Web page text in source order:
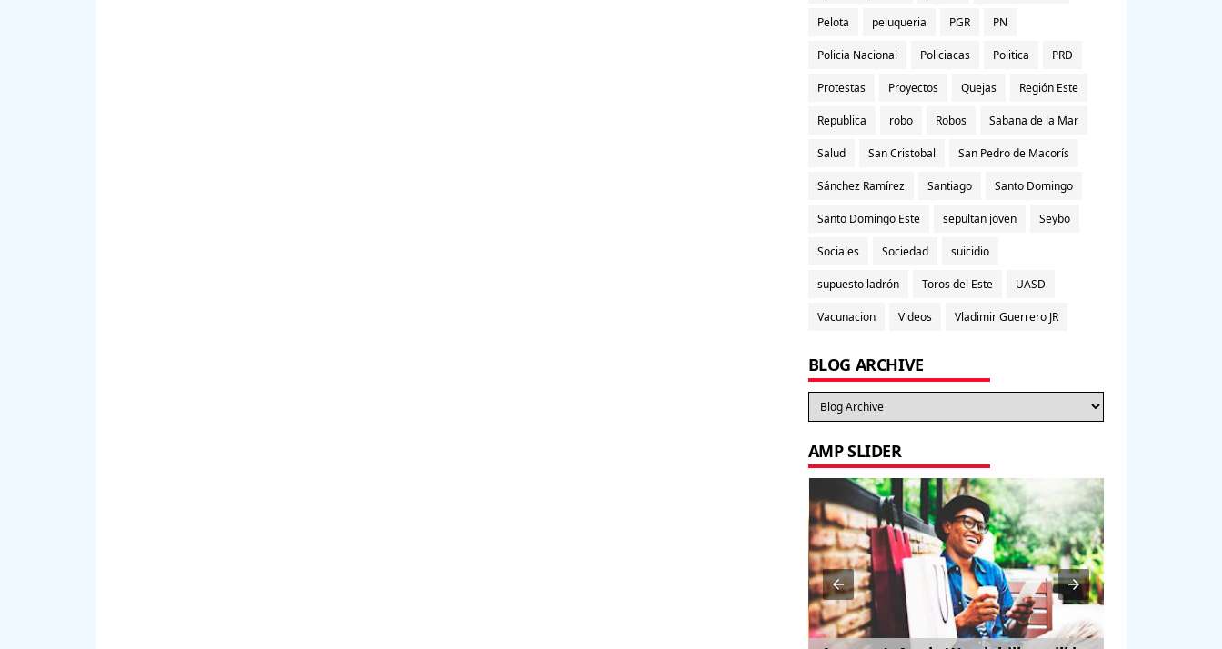
Pelota peluqueria PGR PN
Policia Nacional Policiacas Politica PRD
Protestas Proyectos Quejas Región Este
Republica robo Robos Sabana de la Mar
Salud San Cristobal San Pedro de Macorís
Sánchez Ramírez Santiago Santo Domingo
Santo Domingo Este sepultan joven Seybo
Sociales Sociedad suicidio
supuesto ladrón Toros del Este UASD
Vacunacion Videos Vladimir Guerrero JR
BLOG ARCHIVE
AMP SLIDER